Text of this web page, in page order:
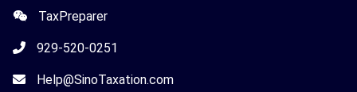
TaxPreparer
929-520-0251
Help@SinoTaxation.com